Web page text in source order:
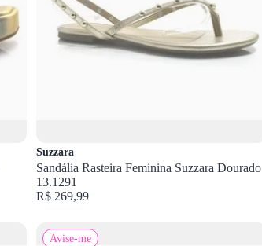
Suzzara
Sandália Rasteira Feminina Suzzara Dourado
13.1291
R$ 269,99
Avise-me